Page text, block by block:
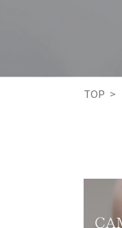
TOP >